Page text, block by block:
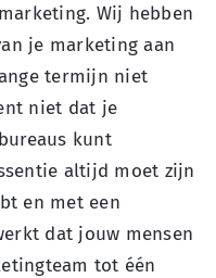
Wij hebben
je marketing aan
termijn niet
niet dat je
kunt
altijd moet zijn
en met een
dat jouw mensen
tot één